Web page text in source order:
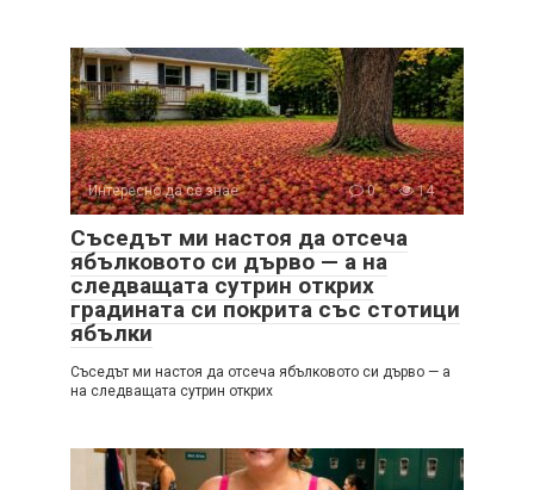
Интересно да се знае 0 14
Съседът ми настоя да отсеча
ябълковото си дърво — а на
следващата сутрин открих
градината си покрита със стотици
ябълки
Съседът ми настоя да отсеча ябълковото си дърво — а
на следващата сутрин открих